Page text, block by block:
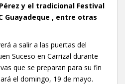
y el tradicional Festival
Guayadeque , entre otras
a salir a las puertas del
Suceso en Carrizal durante
que se preparan para su fin
el domingo, 19 de mayo.